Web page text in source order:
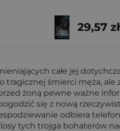
29,57 zł
całe jej
tragicznej śmierci męża, ale
żoną pewne ważne
się z nową
odbiera
tych trojga bohaterów